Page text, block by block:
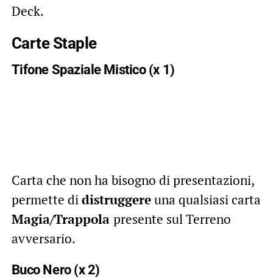
Deck.
Carte Staple
Tifone Spaziale Mistico (x 1)
Carta che non ha bisogno di presentazioni,
permette didistruggereuna qualsiasi carta
Magia/Trappola presente sul Terreno
avversario.
Buco Nero (x 2)